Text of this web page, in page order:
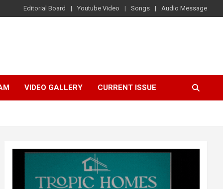
Editorial Board Youtube Video Songs Audio Message
VIDEO GALLERY CURRENT ISSUE